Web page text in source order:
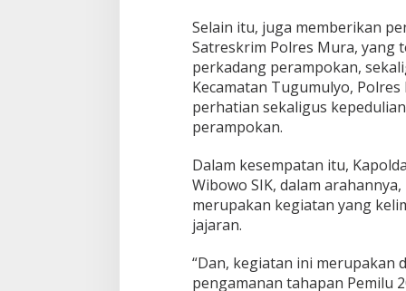
Selain itu, juga memberikan
Satreskrim Polres Mura, yang
perkadang perampokan,
Kecamatan Tugumulyo,
perhatian sekaligus
perampokan.
Dalam kesempatan itu,
Wibowo SIK, dalam
merupakan kegiatan yang
jajaran.
“Dan, kegiatan ini merupakan
pengamanan tahapan Pemilu